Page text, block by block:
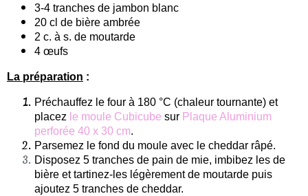
3-4 tranches de jambon blanc
20 cl de bière ambrée
2 c. à s. de moutarde
4 œufs
La préparation :
Préchauffez le four à 180 °C (chaleur tournante) et
placez le moule Cubicube sur Plaque Aluminium
perforée 40 x 30 cm.
Parsemez le fond du moule avec le cheddar râpé.
Disposez 5 tranches de pain de mie, imbibez les de
bière et tartinez-les légèrement de moutarde puis
ajoutez 5 tranches de cheddar.